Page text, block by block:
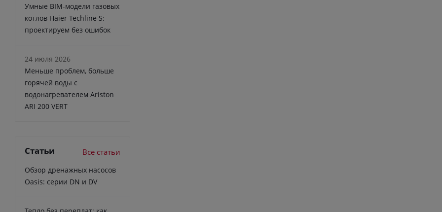
Умные BIM-модели газовых
котлов Haier Techline S:
проектируем без ошибок
24 июля 2026
Меньше проблем, больше
горячей воды с
водонагревателем Ariston
ARI 200 VERT
Статьи Все статьи
Обзор дренажных насосов
Oasis: серии DN и DV